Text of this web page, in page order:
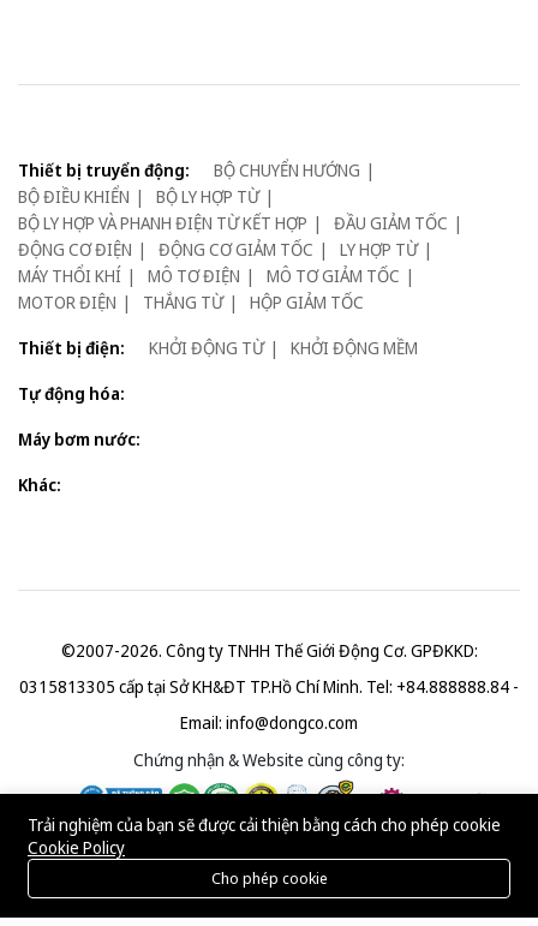
Thiết bị truyển động:
BỘ CHUYỂN HƯỚNG
BỘ ĐIỀU KHIỂN
BỘ LY HỢP TỪ
BỘ LY HỢP VÀ PHANH ĐIỆN TỪ KẾT HỢP
ĐẦU GIẢM TỐC
ĐỘNG CƠ ĐIỆN
ĐỘNG CƠ GIẢM TỐC
LY HỢP TỪ
MÁY THỔI KHÍ
MÔ TƠ ĐIỆN
MÔ TƠ GIẢM TỐC
MOTOR ĐIỆN
THẮNG TỪ
HỘP GIẢM TỐC
Thiết bị điện:
KHỞI ĐỘNG TỪ
KHỞI ĐỘNG MỀM
Tự động hóa:
Máy bơm nước:
Khác:
©2007-2026. Công ty TNHH Thế Giới Động Cơ. GPĐKKD:
0315813305 cấp tại Sở KH&ĐT TP.Hồ Chí Minh. Tel: +84.888888.84 -
Email: info@dongco.com
Chứng nhận & Website cùng công ty:
Trải nghiệm của bạn sẽ được cải thiện bằng cách cho phép cookie
Cookie Policy
Cho phép cookie